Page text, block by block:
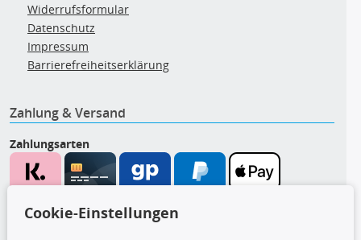
Widerrufsformular
Datenschutz
Impressum
Barrierefreiheitserklärung
Zahlung & Versand
Zahlungsarten
Cookie-Einstellungen